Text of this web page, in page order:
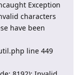
Exception
characters
have been
line 449